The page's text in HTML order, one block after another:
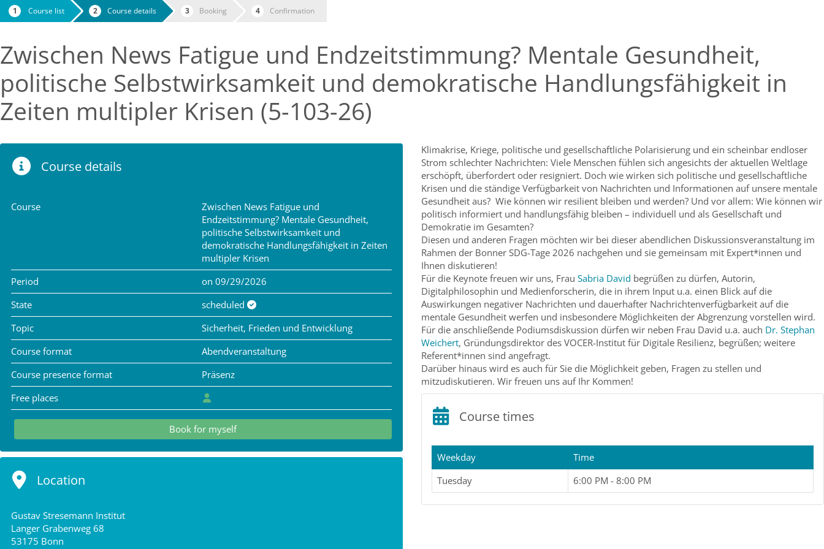
Course list Course details Booking Confirmation
Zwischen News Fatigue und Endzeitstimmung? Mentale Gesundheit,
politische Selbstwirksamkeit und demokratische Handlungsfähigkeit in
Zeiten multipler Krisen (5-103-26)
Course details
Course
Zwischen News Fatigue und
Endzeitstimmung? Mentale Gesundheit,
politische Selbstwirksamkeit und
demokratische Handlungsfähigkeit in Zeiten
multipler Krisen
Period
on 09/29/2026
State
scheduled
Topic
Sicherheit, Frieden und Entwicklung
Course format
Abendveranstaltung
Course presence format
Präsenz
Free places
Book for myself
Klimakrise, Kriege, politische und gesellschaftliche Polarisierung und ein scheinbar endloser
Strom schlechter Nachrichten: Viele Menschen fühlen sich angesichts der aktuellen Weltlage
erschöpft, überfordert oder resigniert. Doch wie wirken sich politische und gesellschaftliche
Krisen und die ständige Verfügbarkeit von Nachrichten und Informationen auf unsere mentale
Gesundheit aus? Wie können wir resilient bleiben und werden? Und vor allem: Wie können wir
politisch informiert und handlungsfähig bleiben – individuell und als Gesellschaft und
Demokratie im Gesamten?
Diesen und anderen Fragen möchten wir bei dieser abendlichen Diskussionsveranstaltung im
Rahmen der Bonner SDG-Tage 2026 nachgehen und sie gemeinsam mit Expert*innen und
Ihnen diskutieren!
Für die Keynote freuen wir uns, Frau Sabria David begrüßen zu dürfen, Autorin,
Digitalphilosophin und Medienforscherin, die in ihrem Input u.a. einen Blick auf die
Auswirkungen negativer Nachrichten und dauerhafter Nachrichtenverfügbarkeit auf die
mentale Gesundheit werfen und insbesondere Möglichkeiten der Abgrenzung vorstellen wird.
Für die anschließende Podiumsdiskussion dürfen wir neben Frau David u.a. auch Dr. Stephan
Weichert, Gründungsdirektor des VOCER-Institut für Digitale Resilienz, begrüßen; weitere
Referent*innen sind angefragt.
Darüber hinaus wird es auch für Sie die Möglichkeit geben, Fragen zu stellen und
mitzudiskutieren. Wir freuen uns auf Ihr Kommen!
Course times
Weekday
Time
Tuesday
6:00 PM - 8:00 PM
Location
Gustav Stresemann Institut
Langer Grabenweg 68
53175 Bonn